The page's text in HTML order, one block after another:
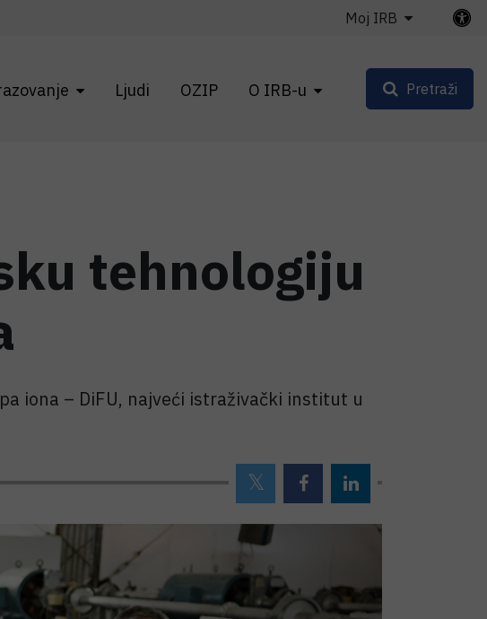
Ljudi OZIP O IRB-u
Moj IRB
Pretraži
tehnologiju
iona – DiFU, najveći istraživački institut u